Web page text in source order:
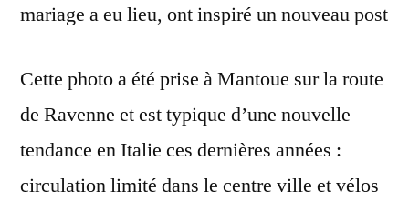
mariage a eu lieu, ont inspiré un nouveau post
Cette photo a été prise à Mantoue sur la route
de Ravenne et est typique d’une nouvelle
tendance en Italie ces dernières années :
circulation limité dans le centre ville et vélos